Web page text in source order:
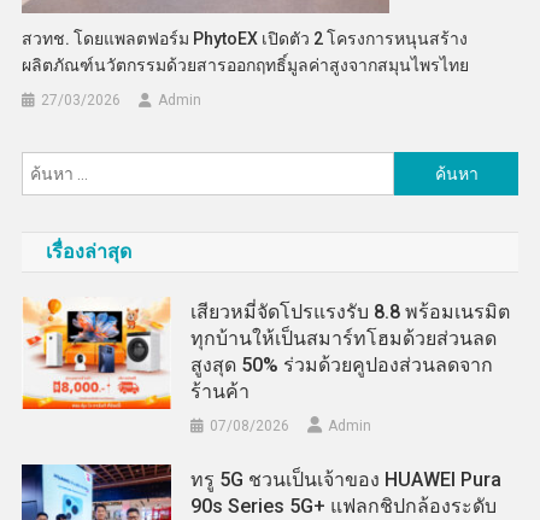
สวทช. โดยแพลตฟอร์ม PhytoEX เปิดตัว 2 โครงการหนุนสร้าง
ผลิตภัณฑ์นวัตกรรมด้วยสารออกฤทธิ์มูลค่าสูงจากสมุนไพรไทย
27/03/2026 Admin
สำหรับ:
เรื่องล่าสุด
เสียวหมี่จัดโปรแรงรับ 8.8 พร้อมเนรมิต
ทุกบ้านให้เป็นสมาร์ทโฮมด้วยส่วนลด
สูงสุด 50% ร่วมด้วยคูปองส่วนลดจาก
ร้านค้า
07/08/2026 Admin
ทรู 5G ชวนเป็นเจ้าของ HUAWEI Pura
90s Series 5G+ แฟลกชิปกล้องระดับ